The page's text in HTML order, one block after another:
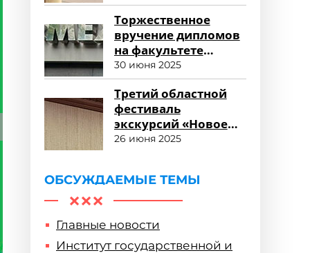
Торжественное
вручение дипломов
на факультете
лингвистики
Университета «МИР»
30 июня 2025
Третий областной
фестиваль
экскурсий «Новое
поколение
26 июня 2025
ОБСУЖДАЕМЫЕ ТЕМЫ
Главные новости
Институт государственной и